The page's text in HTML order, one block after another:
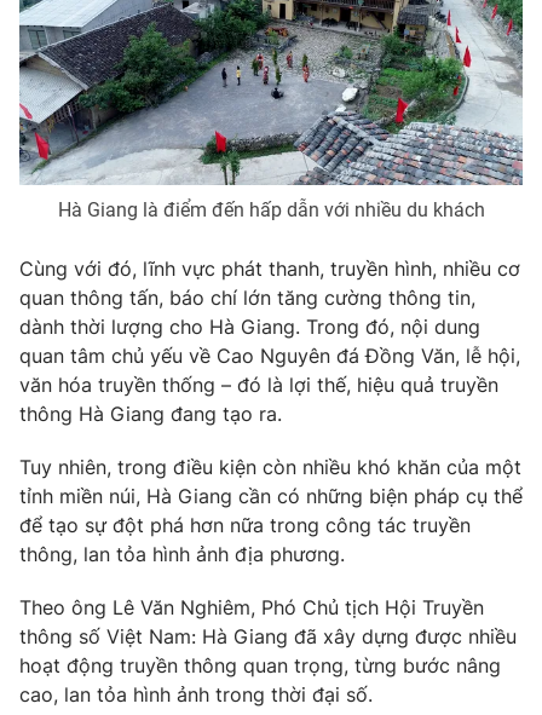
Hà Giang là điểm đến hấp dẫn với nhiều du khách
Cùng với đó, lĩnh vực phát thanh, truyền hình, nhiều cơ
quan thông tấn, báo chí lớn tăng cường thông tin,
dành thời lượng cho Hà Giang. Trong đó, nội dung
quan tâm chủ yếu về Cao Nguyên đá Đồng Văn, lễ hội,
văn hóa truyền thống – đó là lợi thế, hiệu quả truyền
thông Hà Giang đang tạo ra.
Tuy nhiên, trong điều kiện còn nhiều khó khăn của một
tỉnh miền núi, Hà Giang cần có những biện pháp cụ thể
để tạo sự đột phá hơn nữa trong công tác truyền
thông, lan tỏa hình ảnh địa phương.
Theo ông Lê Văn Nghiêm, Phó Chủ tịch Hội Truyền
thông số Việt Nam: Hà Giang đã xây dựng được nhiều
hoạt động truyền thông quan trọng, từng bước nâng
cao, lan tỏa hình ảnh trong thời đại số.